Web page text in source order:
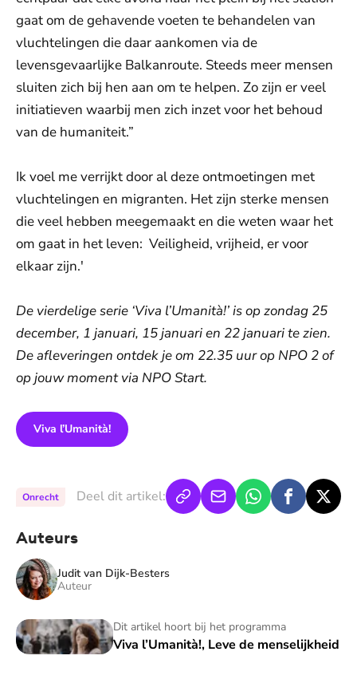
gaat om de gehavende voeten te behandelen van
vluchtelingen die daar aankomen via de
levensgevaarlijke Balkanroute. Steeds meer mensen
sluiten zich bij hen aan om te helpen. Zo zijn er veel
initiatieven waarbij men zich inzet voor het behoud
van de humaniteit.”
Ik voel me verrijkt door al deze ontmoetingen met
vluchtelingen en migranten. Het zijn sterke mensen
die veel hebben meegemaakt en die weten waar het
om gaat in het leven: Veiligheid, vrijheid, er voor
elkaar zijn.'
De vierdelige serie ‘Viva l’Umanità!’ is op zondag 25
december, 1 januari, 15 januari en 22 januari te zien.
De afleveringen ontdek je om 22.35 uur op NPO 2 of
op jouw moment via NPO Start.
Viva l’Umanità!
Onrecht Deel dit artikel:
Auteurs
Judit van Dijk-Besters
Auteur
Dit artikel hoort bij het programma
Viva l’Umanità!, Leve de menselijkheid
Viva l’Umanità!, Leve de menselijkheid